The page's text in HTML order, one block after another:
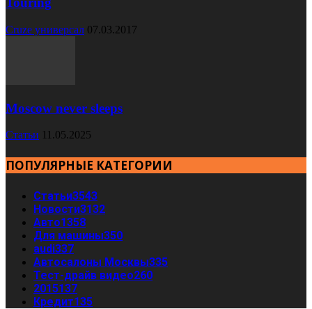
Cruze универсал 07.03.2017
Moscow never sleeps
Статьи 11.05.2025
ПОПУЛЯРНЫЕ КАТЕГОРИИ
Статьи3543
Новости3132
Авто1358
Для машины350
audi337
Автосалоны Москвы335
Тест-драйв видео260
2015137
Кредит135